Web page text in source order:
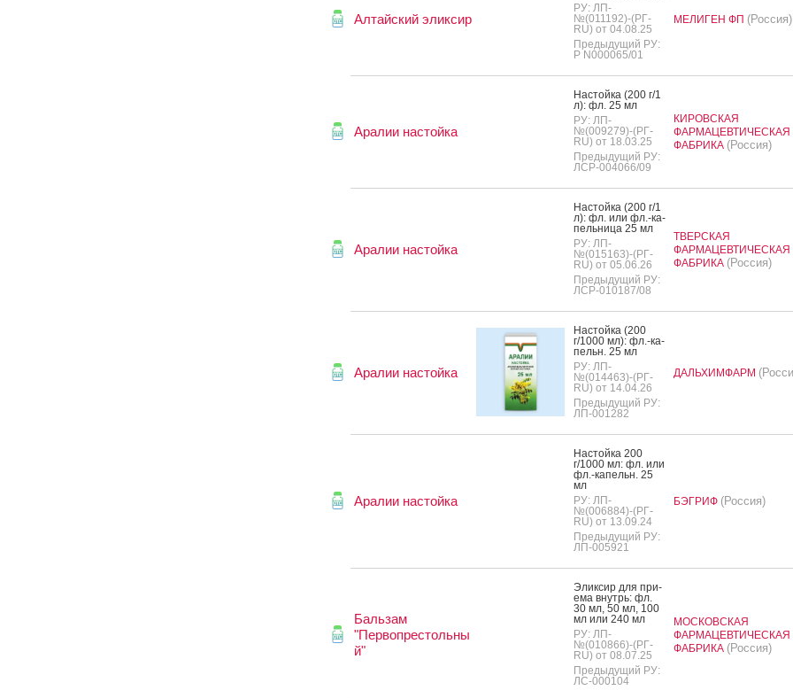
Алтайский эликсир
РУ: ЛП-
№(011192)-(РГ-
RU) от 04.08.25
Предыдущий РУ:
Р N000065/01
МЕЛИГЕН ФП (Россия)
Аралии настойка
Нас­той­ка (200 г/1
л): фл. 25 мл
РУ: ЛП-
№(009279)-(РГ-
RU) от 18.03.25
Предыдущий РУ:
ЛСР-004066/09
КИРОВСКАЯ
ФАРМАЦЕВТИЧЕСКАЯ
ФАБРИКА (Россия)
Аралии настойка
Нас­той­ка (200 г/1
л): фл. или фл.-ка­
пель­ни­ца 25 мл
РУ: ЛП-
№(015163)-(РГ-
RU) от 05.06.26
Предыдущий РУ:
ЛСР-010187/08
ТВЕРСКАЯ
ФАРМАЦЕВТИЧЕСКАЯ
ФАБРИКА (Россия)
Аралии настойка
Нас­той­ка (200
г/1000 мл): фл.-ка­
пельн. 25 мл
РУ: ЛП-
№(014463)-(РГ-
RU) от 14.04.26
Предыдущий РУ:
ЛП-001282
ДАЛЬХИМФАРМ
Аралии настойка
Нас­той­ка 200
г/1000 мл: фл. или
фл.-ка­пельн. 25
мл
РУ: ЛП-
№(006884)-(РГ-
RU) от 13.09.24
Предыдущий РУ:
ЛП-005921
БЭГРИФ (Россия)
Бальзам
"Первопрестольны
й"
Элик­сир для при­
ема внутрь: фл.
30 мл, 50 мл, 100
мл или 240 мл
РУ: ЛП-
№(010866)-(РГ-
RU) от 08.07.25
Предыдущий РУ:
ЛС-000104
МОСКОВСКАЯ
ФАРМАЦЕВТИЧЕСКАЯ
ФАБРИКА (Россия)